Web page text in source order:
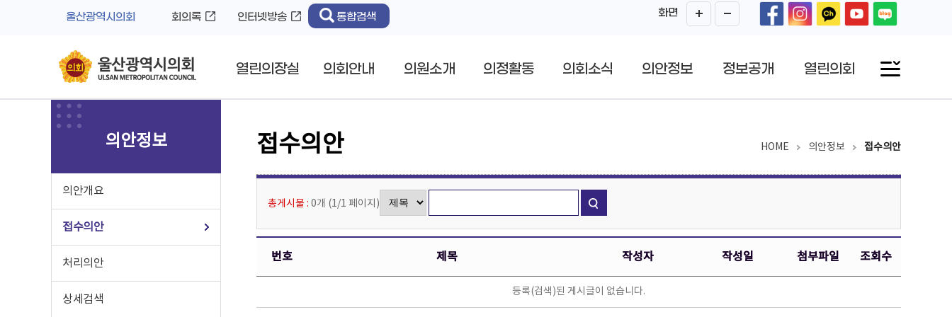
울산광역시의회 회의록 인터넷방송 통합검색 화면
열린의장실 의회안내 의원소개 의정활동 의회소식 의안정보 정보공개 열린의회
의안정보
의안개요
접수의안
처리의안
상세검색
HOME 의안정보 접수의안
접수의안
총게시물 : 0개 (1/1 페이지 )
번호 제목 작성자 작성일 첨부파일 조회수
등록(검색)된 게시글이 없습니다.